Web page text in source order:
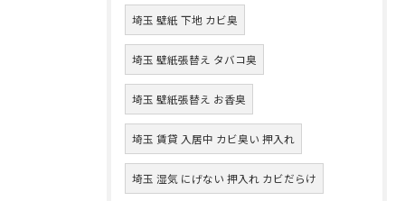
埼玉 壁紙 下地 カビ臭
埼玉 壁紙張替え タバコ臭
埼玉 壁紙張替え お香臭
埼玉 賃貸 入居中 カビ臭い 押入れ
埼玉 湿気 にげない 押入れ カビだらけ